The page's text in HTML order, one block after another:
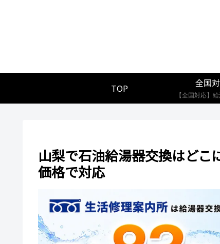
TOP 全国
山梨で石油給湯器交換はど
価格で対応